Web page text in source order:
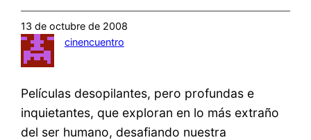
13 de octubre de 2008
cinencuentro
Películas desopilantes, pero profundas e
inquietantes, que exploran en lo más extraño
del ser humano, desafiando nuestra